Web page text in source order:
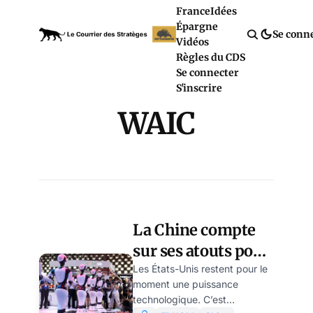
FranceIdées
Épargne
Vidéos
Règles du CDS
Se connecter
S'inscrire
Se
WAIC
La Chine compte
sur ses atouts pour
briser le
confinement
Les États-Unis restent pour le
moment une puissance
technologique. C’est